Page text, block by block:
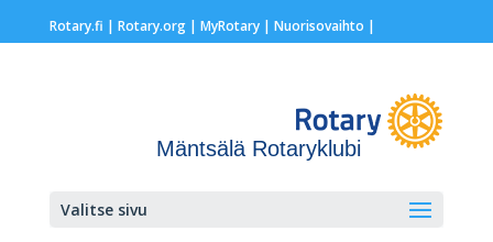
Rotary.fi | Rotary.org| MyRotary | Nuorisovaihto |
Mäntsälä Rotaryklubi
Valitse sivu